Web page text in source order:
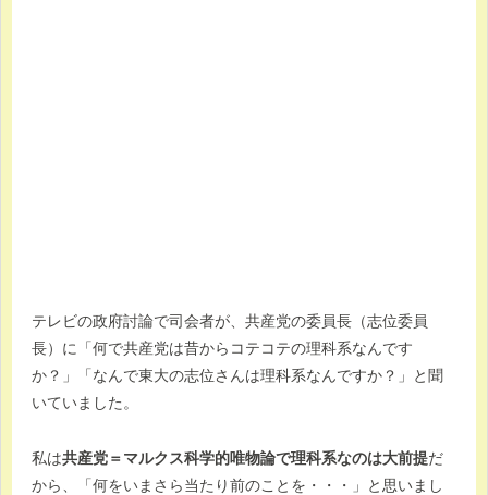
テレビの政府討論で司会者が、共産党の委員長（志位委員
長）に「何で共産党は昔からコテコテの理科系なんです
か？」「なんで東大の志位さんは理科系なんですか？」と聞
いていました。
私は共産党＝マルクス科学的唯物論で理科系なのは大前提だ
から、「何をいまさら当たり前のことを・・・」と思いまし